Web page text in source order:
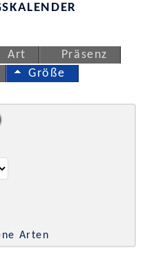
Art
Präsenz
Größe
Arten